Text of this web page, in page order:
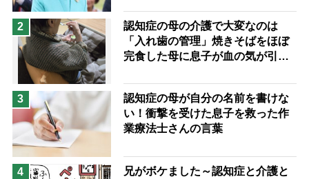
予防法
2
認知症の母の介護で大変なのは
「入れ歯の管理」焼きそばをほぼ
完食した母に息子が血の気が引い
3
認知症の母が自分の名前を書けな
い！衝撃を受けた息子を救った作
業療法士さんの言葉
4
兄がボケました～認知症と介護と